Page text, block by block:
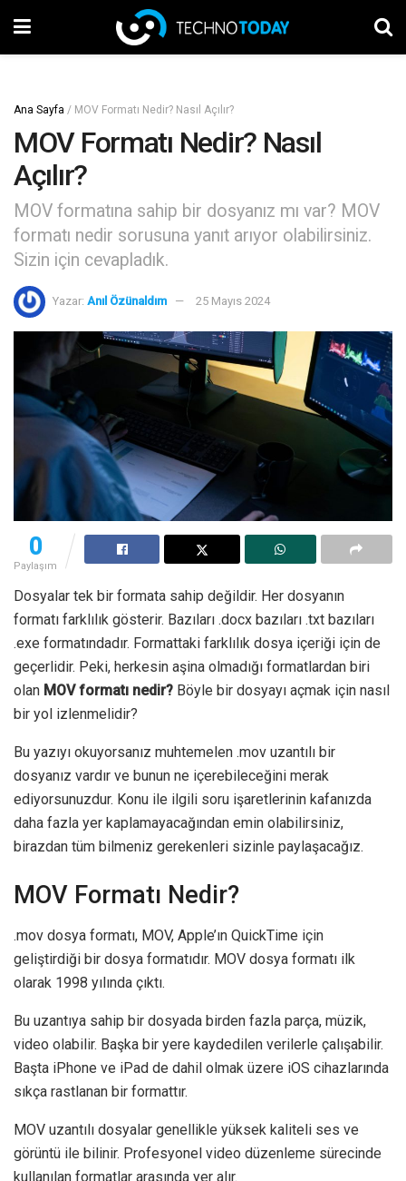
Ana Sayfa / MOV Formatı Nedir? Nasıl Açılır?
MOV Formatı Nedir? Nasıl
Açılır?
MOV formatına sahip bir dosyanız mı var? MOV
formatı nedir sorusuna yanıt arıyor olabilirsiniz.
Sizin için cevapladık.
Yazar: Anıl Özünaldım 25 Mayıs 2024
0
Paylaşım
Dosyalar tek bir formata sahip değildir. Her dosyanın
formatı farklılık gösterir. Bazıları .docx bazıları .txt bazıları
.exe formatındadır. Formattaki farklılık dosya içeriği için de
geçerlidir. Peki, herkesin aşina olmadığı formatlardan biri
olan MOV formatı nedir? Böyle bir dosyayı açmak için nasıl
bir yol izlenmelidir?
Bu yazıyı okuyorsanız muhtemelen .mov uzantılı bir
dosyanız vardır ve bunun ne içerebileceğini merak
ediyorsunuzdur. Konu ile ilgili soru işaretlerinin kafanızda
daha fazla yer kaplamayacağından emin olabilirsiniz,
birazdan tüm bilmeniz gerekenleri sizinle paylaşacağız.
MOV Formatı Nedir?
.mov dosya formatı, MOV, Apple’ın QuickTime için
geliştirdiği bir dosya formatıdır. MOV dosya formatı ilk
olarak 1998 yılında çıktı.
Bu uzantıya sahip bir dosyada birden fazla parça, müzik,
video olabilir. Başka bir yere kaydedilen verilerle çalışabilir.
Başta iPhone ve iPad de dahil olmak üzere iOS cihazlarında
sıkça rastlanan bir formattır.
MOV uzantılı dosyalar genellikle yüksek kaliteli ses ve
görüntü ile bilinir. Profesyonel video düzenleme sürecinde
kullanılan formatlar arasında yer alır.